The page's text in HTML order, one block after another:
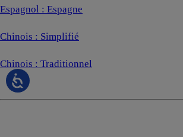
Espagnol : Espagne
Chinois : Simplifié
Chinois : Traditionnel